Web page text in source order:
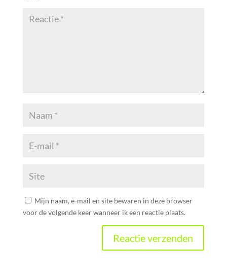
Mijn naam, e-mail en site bewaren in deze browser
voor de volgende keer wanneer ik een reactie plaats.